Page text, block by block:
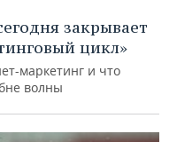
закрывает
цикл»
маркетинг и что
волны